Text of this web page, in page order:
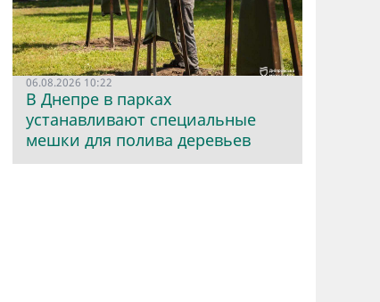
06.08.2026 10:22
В Днепре в парках
устанавливают специальные
мешки для полива деревьев